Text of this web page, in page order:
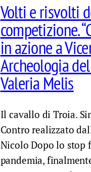
Volti e risvolti
competizione.
in azione a
Archeologia
Valeria Melis
Il cavallo di Troia.
Contro realizzato
Nicolo Dopo lo stop
pandemia,